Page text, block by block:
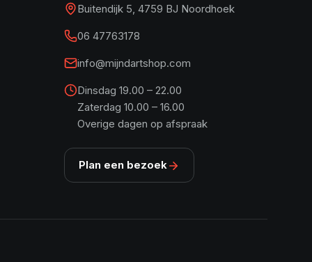
Buitendijk 5, 4759 BJ Noordhoek
06 47763178
info@mijndartshop.com
Dinsdag 19.00 – 22.00
Zaterdag 10.00 – 16.00
Overige dagen op afspraak
Plan een bezoek